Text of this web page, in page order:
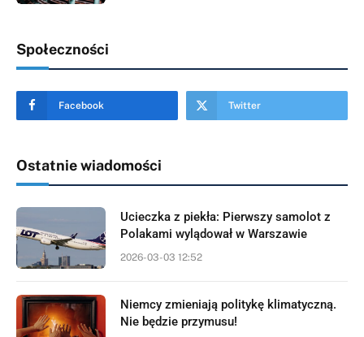
Społeczności
Facebook Twitter
Ostatnie wiadomości
Ucieczka z piekła: Pierwszy samolot z
Polakami wylądował w Warszawie
2026-03-03 12:52
Niemcy zmieniają politykę klimatyczną.
Nie będzie przymusu!